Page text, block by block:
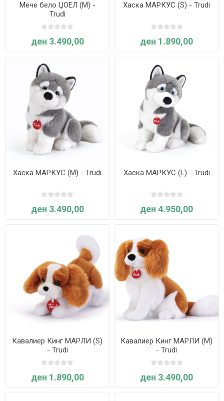
Мече бело ЏОЕЛ (М) -
Trudi
ден 3.490,00
Хаска МАРКУС (S) - Trudi
ден 1.890,00
Хаска МАРКУС (M) - Trudi
ден 3.490,00
Хаска МАРКУС (L) - Trudi
ден 4.950,00
Кавалиер Кинг МАРЛИ (S)
- Trudi
ден 1.890,00
Кавалиер Кинг МАРЛИ (M)
- Trudi
ден 3.490,00